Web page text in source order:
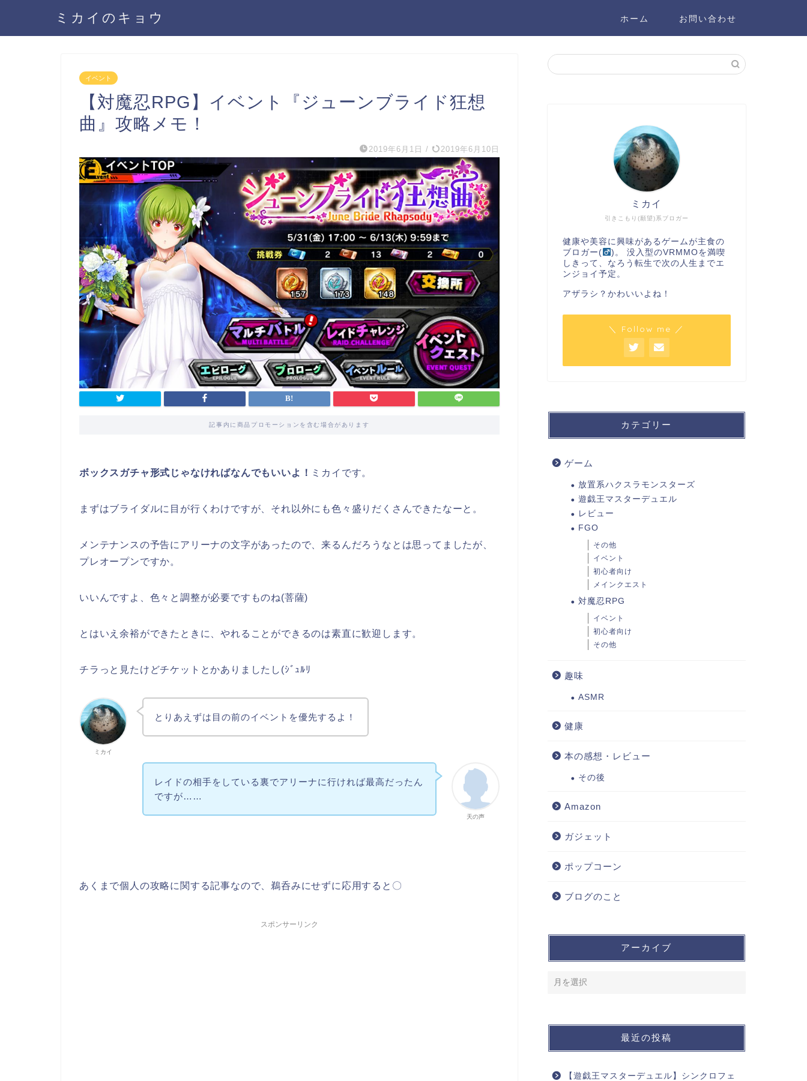
ミカイのキョウ ホーム お問い合わせ
イベント
【対魔忍RPG】イベント『ジューンブライド狂想
曲』攻略メモ！
2019年6月1日 / 2019年6月10日
記事内に商品プロモーションを含む場合があります
ボックスガチャ形式じゃなければなんでもいいよ！ ミカイです。
まずはブライダルに目が行くわけですが、それ以外にも色々盛りだくさんできたなーと。
メンテナンスの予告にアリーナの文字があったので、来るんだろうなとは思ってましたが、
プレオープンですか。
いいんですよ、色々と調整が必要ですものね(菩薩)
とはいえ余裕ができたときに、やれることができるのは素直に歓迎します。
チラっと見たけどチケットとかありましたし(ｼﾞｭﾙﾘ
ミカイ
とりあえずは目の前のイベントを優先するよ！
天の声
レイドの相手をしている裏でアリーナに行ければ最高だったん
ですが……
あくまで個人の攻略に関する記事なので、鵜呑みにせずに応用すると〇
スポンサーリンク
引きこもり(願望)系ブロガー
ミカイ
健康や美容に興味があるゲームが主食の
ブロガー(
)。 没入型のVRMMOを満喫
しきって、なろう転生で次の人生までエ
ンジョイ予定。
アザラシ？かわいいよね！
＼ Follow me ／
カテゴリー
ゲーム
放置系ハクスラモンスターズ
遊戯王マスターデュエル
レビュー
FGO
その他
イベント
初心者向け
メインクエスト
対魔忍RPG
イベント
初心者向け
その他
趣味
ASMR
健康
本の感想・レビュー
その後
Amazon
ガジェット
ポップコーン
ブログのこと
アーカイブ
最近の投稿
【遊戯王マスターデュエル】シンクロフェ